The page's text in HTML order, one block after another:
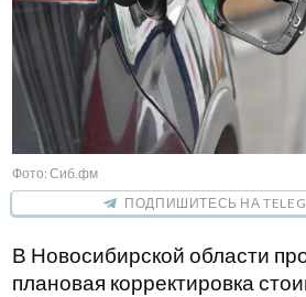
Фото: Сиб.фм
ПОДПИШИТЕСЬ НА
В Новосибирской области
плановая корректировка